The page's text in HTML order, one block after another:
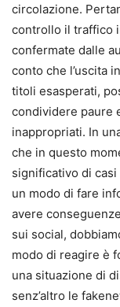
circolazione.
controllo il traffico
confermate dalle
conto che l’uscita
titoli esasperati,
condividere paure
inappropriati. In
che in questo
significativo di
un modo di fare
avere
sui social,
modo di reagire è
una situazione di
senz’altro le